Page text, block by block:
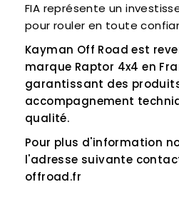
FIA représente un
pour rouler en toute
Kayman Off Road est
marque Raptor 4x4 en
garantissant des
accompagnement
qualité.
Pour plus d'information
l'adresse suivante
offroad.fr